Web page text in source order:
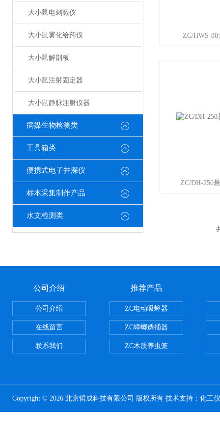
大小鼠电刺激仪
大小鼠雾化给药仪
大小鼠解剖板
大小鼠注射固定器
大小鼠静脉注射仪器
病媒生物检测类
工具箱类
便携式电子井深仪
标本采集制作产品
水文检测类
ZC/HWS-
ZC/DH-250
公司介绍
公司介绍
在线留言
联系我们
推荐产品
ZC电动吸蟑器
ZC蟑螂诱捕器
ZC木质养虫笼
Copyright © 2026 北京哲成科技有限公司 版权所有 技术支持： 化工